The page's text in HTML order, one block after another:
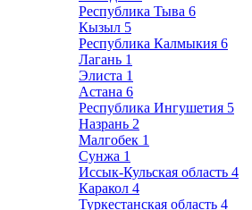
Республика Тыва 6
Кызыл 5
Республика Калмыкия 6
Лагань 1
Элиста 1
Астана 6
Республика Ингушетия 5
Назрань 2
Малгобек 1
Сунжа 1
Иссык-Кульская область 4
Каракол 4
Туркестанская область 4